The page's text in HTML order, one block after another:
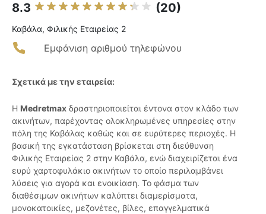
8.3 (20)
Καβάλα, Φιλικής Εταιρείας 2
Εμφάνιση αριθμού τηλεφώνου
Σχετικά με την εταιρεία:
Η Medretmax δραστηριοποιείται έντονα στον κλάδο των
ακινήτων, παρέχοντας ολοκληρωμένες υπηρεσίες στην
πόλη της Καβάλας καθώς και σε ευρύτερες περιοχές. Η
βασική της εγκατάσταση βρίσκεται στη διεύθυνση
Φιλικής Εταιρείας 2 στην Καβάλα, ενώ διαχειρίζεται ένα
ευρύ χαρτοφυλάκιο ακινήτων το οποίο περιλαμβάνει
λύσεις για αγορά και ενοικίαση. Το φάσμα των
διαθέσιμων ακινήτων καλύπτει διαμερίσματα,
μονοκατοικίες, μεζονέτες, βίλες, επαγγελματικά